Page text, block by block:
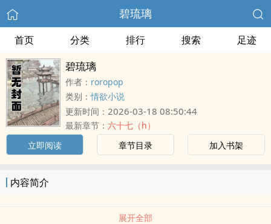
碧琉璃
首页 分类 排行 搜索 足迹
碧琉璃
作者： roropop
类别：情欲小说
更新时间： 2026-03-18 08:50:44
最新章节： 六十七（h）
立即阅读
章节目录 加入书架
内容简介
展开全部